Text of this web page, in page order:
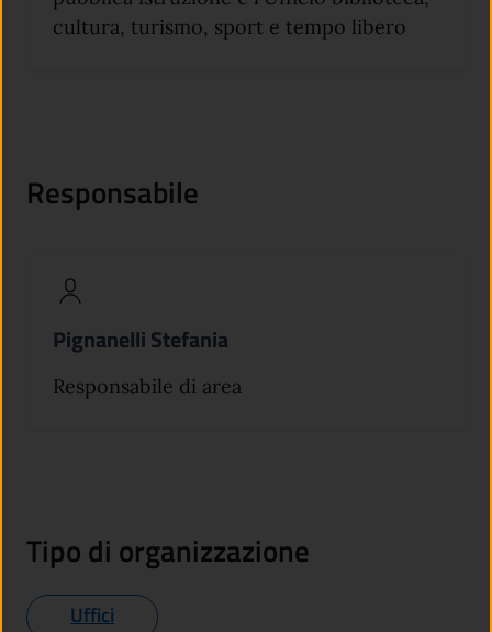
cultura, turismo, sport e tempo libero
Responsabile
Pignanelli Stefania
Responsabile di area
Tipo di organizzazione
Uffici